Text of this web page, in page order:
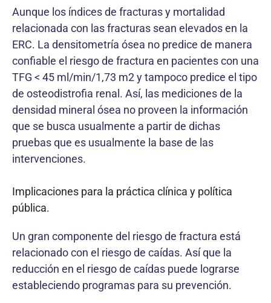
Aunque los índices de fracturas y mortalidad
relacionada con las fracturas sean elevados en la
ERC. La densitometría ósea no predice de manera
confiable el riesgo de fractura en pacientes con una
TFG < 45 ml/min/1,73 m2 y tampoco predice el tipo
de osteodistrofia renal. Así, las mediciones de la
densidad mineral ósea no proveen la información
que se busca usualmente a partir de dichas
pruebas que es usualmente la base de las
intervenciones.
Implicaciones para la práctica clínica y política
pública.
Un gran componente del riesgo de fractura está
relacionado con el riesgo de caídas. Así que la
reducción en el riesgo de caídas puede lograrse
estableciendo programas para su prevención.